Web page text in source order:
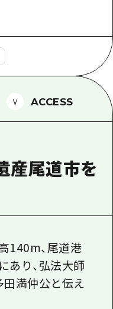
Wi-Fi
人旅行者向け情報一
ド
でご紹介！
ド
ACCESS
産尾道市を
140m、尾道港
あり、弘法大師
満仲公と伝え